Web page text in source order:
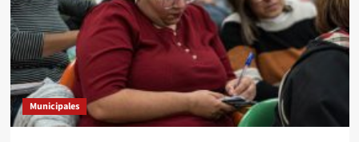
Municipales